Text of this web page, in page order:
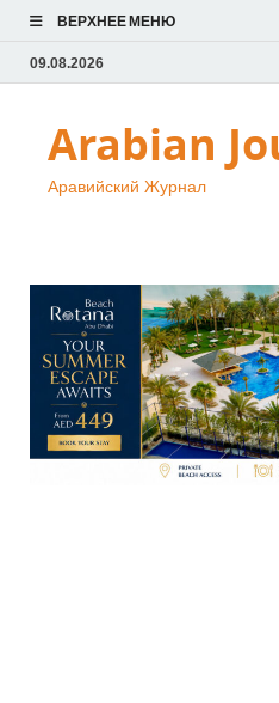
ВЕРХНЕЕ МЕНЮ
09.08.2026
Arabian
Аравийский Журнал